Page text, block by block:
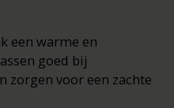
een warme en
goed bij
zorgen voor een zachte